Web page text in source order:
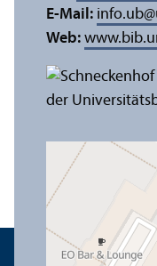
E-Mail: info.ub@
Web: